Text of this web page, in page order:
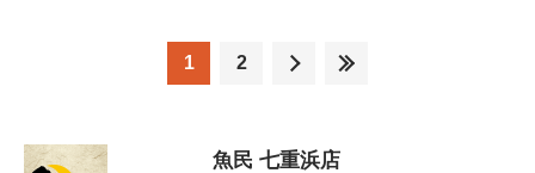
1 2
魚民 七重浜店